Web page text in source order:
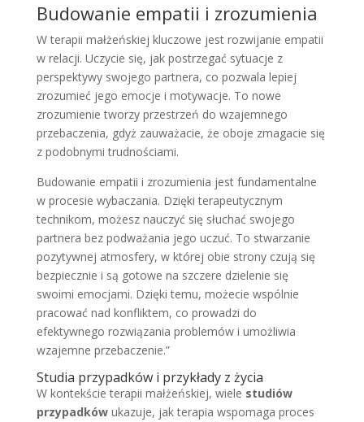
Budowanie empatii i zrozumienia
W terapii małżeńskiej kluczowe jest rozwijanie empatii
w relacji. Uczycie się, jak postrzegać sytuacje z
perspektywy swojego partnera, co pozwala lepiej
zrozumieć jego emocje i motywacje. To nowe
zrozumienie tworzy przestrzeń do wzajemnego
przebaczenia, gdyż zauważacie, że oboje zmagacie się
z podobnymi trudnościami.
Budowanie empatii i zrozumienia jest fundamentalne
w procesie wybaczania. Dzięki terapeutycznym
technikom, możesz nauczyć się słuchać swojego
partnera bez podważania jego uczuć. To stwarzanie
pozytywnej atmosfery, w której obie strony czują się
bezpiecznie i są gotowe na szczere dzielenie się
swoimi emocjami. Dzięki temu, możecie wspólnie
pracować nad konfliktem, co prowadzi do
efektywnego rozwiązania problemów i umożliwia
wzajemne przebaczenie.”
Studia przypadków i przykłady z życia
W kontekście terapii małżeńskiej, wiele studiów
przypadkówukazuje, jak terapia wspomaga proces